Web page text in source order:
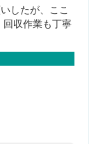
したが、ここ
回収作業も丁寧